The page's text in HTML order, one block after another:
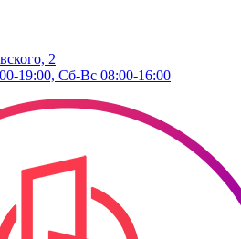
2
19:00, Сб-Вс 08:00-16:00